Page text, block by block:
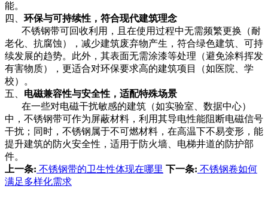
能。
四、 环保与可持续性，符合现代建筑理念
不锈钢带可回收利用，且在使用过程中无需频繁更换（耐
老化、抗腐蚀），减少建筑废弃物产生，符合绿色建筑、可持
续发展的趋势。此外，其表面无需涂漆等处理（避免涂料挥发
有害物质），更适合对环保要求高的建筑项目（如医院、学
校）。
五、 电磁兼容性与安全性，适配特殊场景
在一些对电磁干扰敏感的建筑（如实验室、数据中心）
中，不锈钢带可作为屏蔽材料，利用其导电性能阻断电磁信号
干扰；同时，不锈钢属于不可燃材料，在高温下不易变形，能
提升建筑的防火安全性，适用于防火墙、电梯井道的防护部
件。
上一条: 不锈钢带的卫生性体现在哪里 下一条: 不锈钢卷如何
满足多样化需求